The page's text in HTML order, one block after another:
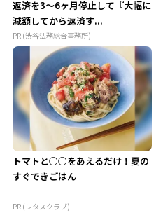
返済を3～6ヶ月停止して『大幅に
減額してから返済す...
PR (渋谷法務総合事務所)
トマトと○○をあえるだけ！夏の
すぐできごはん
PR (レタスクラブ)